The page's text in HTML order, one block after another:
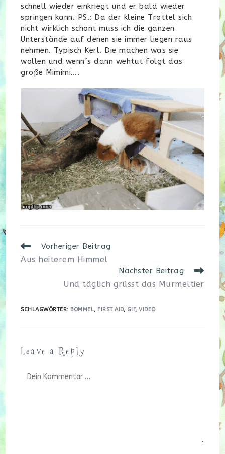
schnell wieder einkriegt und er bald wieder
springen kann. PS.: Da der kleine Trottel sich
nicht wirklich schont muss ich die ganzen
Unterstände auf denen sie immer liegen raus
nehmen. Typisch Kerl. Die machen was sie
wollen und wenn´s dann wehtut folgt das
große Mimimi….
Weitere
Artikel
ansehen
Vorheriger Beitrag
Aus heiterem Himmel
Nächster Beitrag
Und täglich grüsst das Murmeltier
SCHLAGWÖRTER: BOMMEL, FIRST AID, GIF, VIDEO
Leave a Reply
Kommentar